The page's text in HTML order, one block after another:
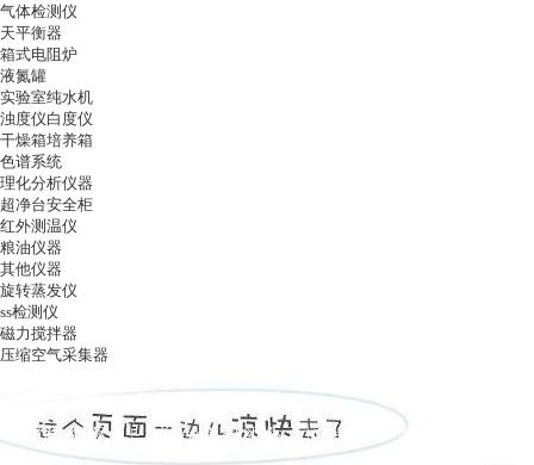
气体检测仪
天平衡器
箱式电阻炉
液氮罐
实验室纯水机
浊度仪白度仪
干燥箱培养箱
色谱系统
理化分析仪器
超净台安全柜
红外测温仪
粮油仪器
其他仪器
旋转蒸发仪
ss检测仪
磁力搅拌器
压缩空气采集器
ag凯发k8国际 | 关于ag凯发k8国际 | ag凯发k8国际的产品展示